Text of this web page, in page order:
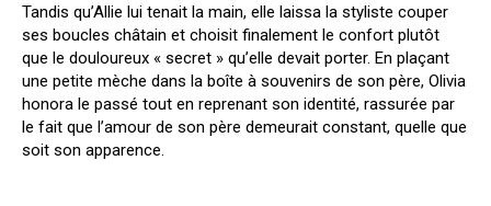
Tandis qu’Allie lui tenait la main, elle laissa la styliste couper
ses boucles châtain et choisit finalement le confort plutôt
que le douloureux « secret » qu’elle devait porter. En plaçant
une petite mèche dans la boîte à souvenirs de son père, Olivia
honora le passé tout en reprenant son identité, rassurée par
le fait que l’amour de son père demeurait constant, quelle que
soit son apparence.